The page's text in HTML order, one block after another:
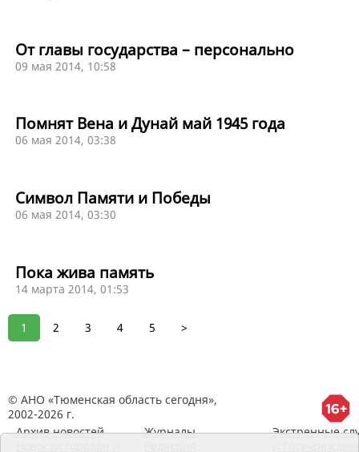
От главы государства – персонально
09 мая 2014, 10:58
Помнят Вена и Дунай май 1945 года
06 мая 2014, 03:38
Символ Памяти и Победы
06 мая 2014, 03:30
Пока жива память
14 марта 2014, 01:53
1 2 3 4 5 >
© АНО «Тюменская область сегодня»,
2002-2026 г.
Архив новостей
Журналы
Экстренные